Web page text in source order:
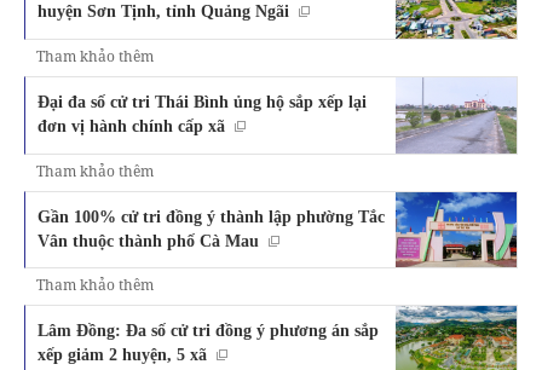
huyện Sơn Tịnh, tỉnh Quảng Ngãi
Tham khảo thêm
Đại đa số cử tri Thái Bình ủng hộ sắp xếp lại
đơn vị hành chính cấp xã
Tham khảo thêm
Gần 100% cử tri đồng ý thành lập phường Tắc
Vân thuộc thành phố Cà Mau
Tham khảo thêm
Lâm Đồng: Đa số cử tri đồng ý phương án sắp
xếp giảm 2 huyện, 5 xã